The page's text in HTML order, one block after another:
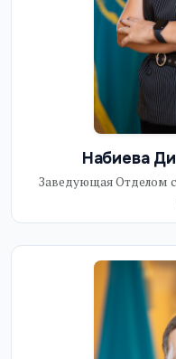
Набиева
Заведующая Отделом